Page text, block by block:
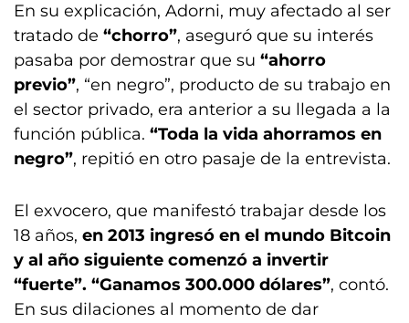
En su explicación, Adorni, muy afectado al ser
tratado de “chorro”, aseguró que su interés
pasaba por demostrar que su “ahorro
previo”, “en negro”, producto de su trabajo en
el sector privado, era anterior a su llegada a la
función pública. “Toda la vida ahorramos en
negro”, repitió en otro pasaje de la entrevista.
El exvocero, que manifestó trabajar desde los
18 años, en 2013 ingresó en el mundo Bitcoin
y al año siguiente comenzó a invertir
“fuerte”. “Ganamos 300.000 dólares”, contó.
En sus dilaciones al momento de dar